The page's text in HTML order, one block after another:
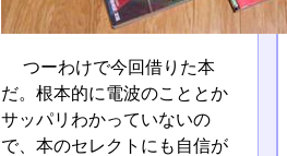
つーわけで今回借りた本
だ。根本的に電波のこととか
サッパリわかっていないの
で、本のセレクトにも自信が